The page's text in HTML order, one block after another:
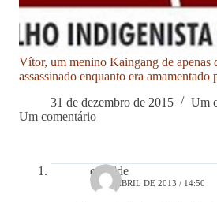
Vítor, um menino Kaingang de apenas
assassinado enquanto era amamentado
31 de dezembro de 2015
Um
Um comentário
edneide
17 DE ABRIL DE 2013 / 14:50